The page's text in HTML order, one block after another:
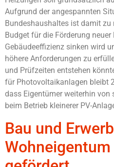
Aufgrund der angespannten
Bundeshaushaltes ist damit zu
Budget für die Förderung neuer
Gebäudeeffizienz sinken wird
höhere Anforderungen zu
und Prüfzeiten entstehen
für Photovoltaikanlagen bleibt
dass Eigentümer weiterhin von
beim Betrieb kleinerer PV-
Bau und